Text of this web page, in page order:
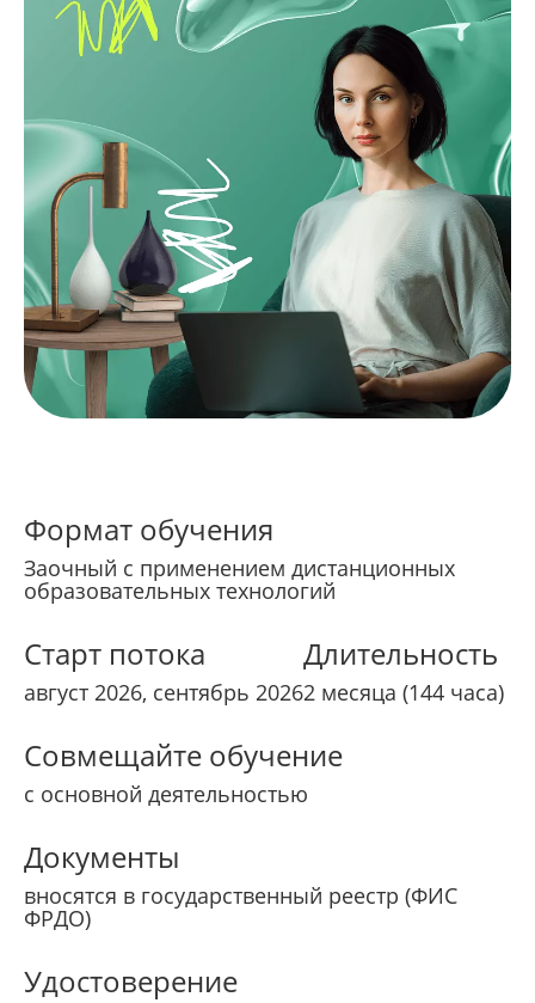
Формат обучения
Заочный с применением дистанционных
образовательных технологий
Старт потока
август 2026, сентябрь 2026
Длительность
2 месяца (144 часа)
Совмещайте обучение
с основной деятельностью
Документы
вносятся в государственный реестр (ФИС
ФРДО)
Удостоверение